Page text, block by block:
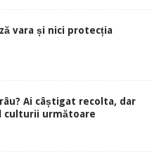
vara și nici protecția
Ai câștigat recolta, dar
culturii următoare